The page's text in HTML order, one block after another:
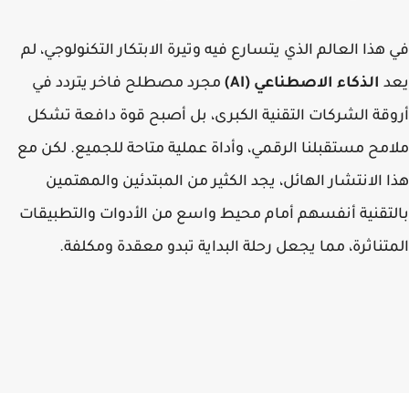
العالم الذي يتسارع فيه وتيرة الابتكار التكنولوجي، لم
الذكاء الاصطناعي (AI)
مجرد مصطلح فاخر يتردد في
الشركات التقنية الكبرى، بل أصبح قوة دافعة تشكل
مستقبلنا الرقمي، وأداة عملية متاحة للجميع. لكن مع
الانتشار الهائل، يجد الكثير من المبتدئين والمهتمين
أنفسهم أمام محيط واسع من الأدوات والتطبيقات
مما يجعل رحلة البداية تبدو معقدة ومكلفة.